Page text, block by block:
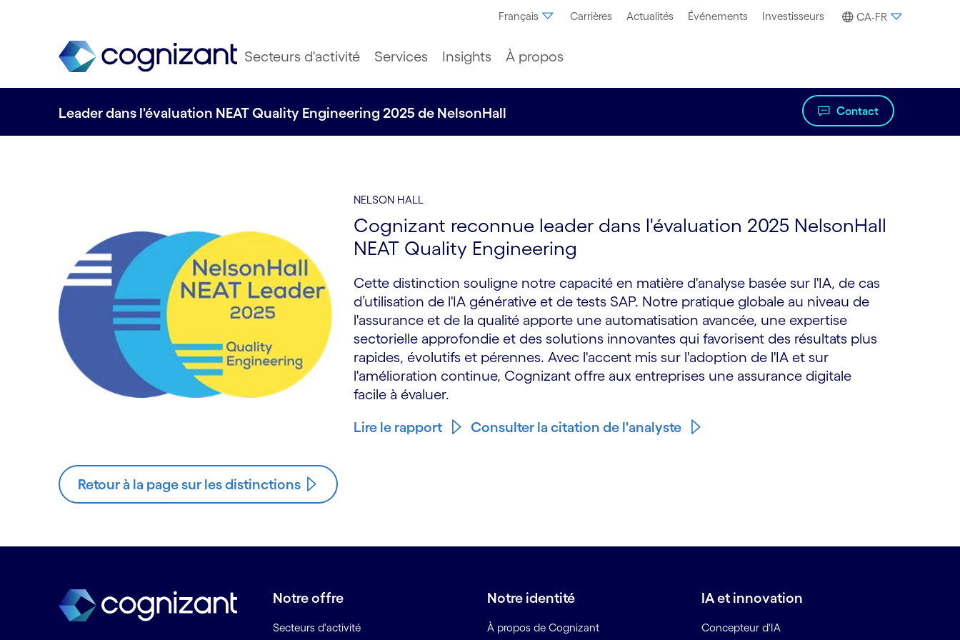
Français Carrières Actualités Événements Investisseurs CA-FR
Secteurs d'activité Services Insights À propos
Leader dans l'évaluation NEAT Quality Engineering 2025 de NelsonHall Contact
NELSON HALL
Cognizant reconnue leader dans l'évaluation 2025 NelsonHall
NEAT Quality Engineering
Cette distinction souligne notre capacité en matière d'analyse basée sur l'IA, de cas
d’utilisation de l'IA générative et de tests SAP. Notre pratique globale au niveau de
l'assurance et de la qualité apporte une automatisation avancée, une expertise
sectorielle approfondie et des solutions innovantes qui favorisent des résultats plus
rapides, évolutifs et pérennes. Avec l'accent mis sur l'adoption de l'IA et sur
l'amélioration continue, Cognizant offre aux entreprises une assurance digitale
facile à évaluer.
Lire le rapport Consulter la citation de l'analyste
Retour à la page sur les distinctions
Notre offre
Secteurs d'activité
Notre identité
À propos de Cognizant
IA et innovation
Concepteur d'IA